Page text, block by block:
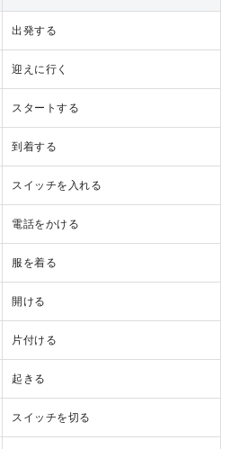
出発する
迎えに行く
スタートする
到着する
スイッチを入れる
電話をかける
服を着る
開ける
片付ける
起きる
スイッチを切る